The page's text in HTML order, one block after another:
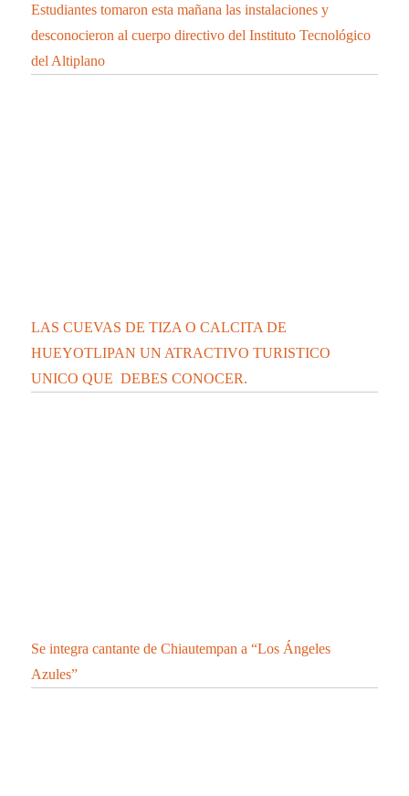
Estudiantes tomaron esta mañana las instalaciones y
desconocieron al cuerpo directivo del Instituto Tecnológico
del Altiplano
LAS CUEVAS DE TIZA O CALCITA DE
HUEYOTLIPAN UN ATRACTIVO TURISTICO
UNICO QUE DEBES CONOCER.
Se integra cantante de Chiautempan a “Los Ángeles
Azules”